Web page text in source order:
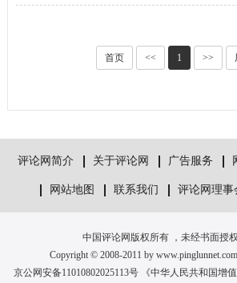
首页 << 1 >>
评论网简介 关于评论网 广告服务
网站地图 联系我们 评论网理事
中国评论网版权所有 ，未经书面授
Copyright © 2008-2011 by www.pinglunnet.com
京公网安备11010802025113号 《中华人民共和国增